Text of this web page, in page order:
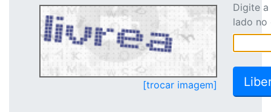
[trocar imagem]
Digite
lado no